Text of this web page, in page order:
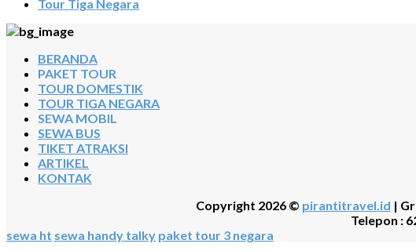
Tour Tiga Negara
BERANDA
PAKET TOUR
TOUR DOMESTIK
TOUR TIGA NEGARA
SEWA MOBIL
SEWA BUS
TIKET ATRAKSI
ARTIKEL
KONTAK
Copyright 2026 © pirantitravel.id |
Telepon :
sewa ht sewa handy talky paket tour 3 negara